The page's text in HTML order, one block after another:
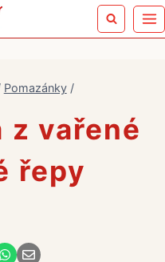
Pomazánky /
z vařené
řepy